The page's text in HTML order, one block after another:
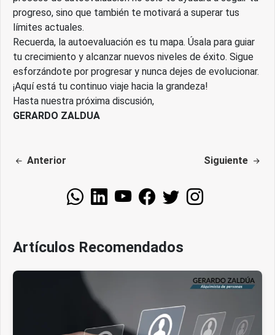
progreso, sino que también te motivará a superar tus
límites actuales.
Recuerda, la autoevaluación es tu mapa. Úsala para guiar
tu crecimiento y alcanzar nuevos niveles de éxito. Sigue
esforzándote por progresar y nunca dejes de evolucionar.
¡Aquí está tu continuo viaje hacia la grandeza!
Hasta nuestra próxima discusión,
GERARDO ZALDUA
Anterior Siguiente
Artículos Recomendados